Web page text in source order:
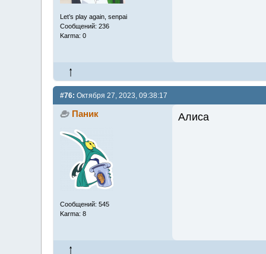
Let’s play again, senpai
Сообщений: 236
Karma: 0
#76: Октября 27, 2023, 09:38:17
Паник
Сообщений: 545
Karma: 8
Алиса